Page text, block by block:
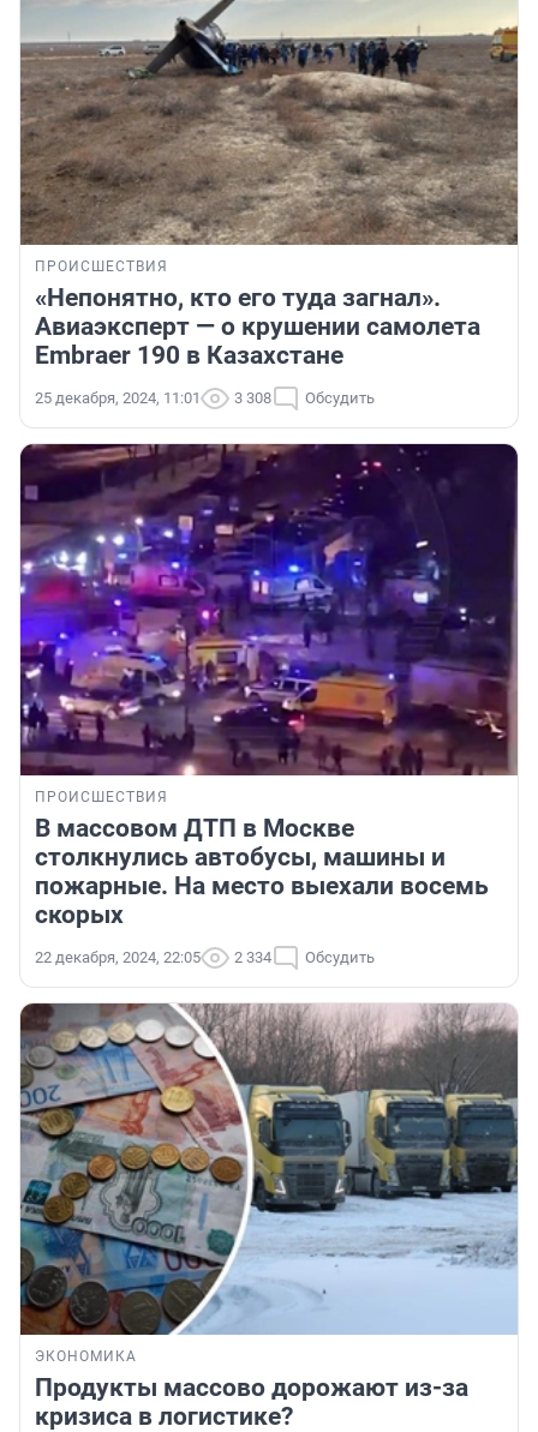
ПРОИСШЕСТВИЯ
«Непонятно, кто его туда загнал».
Авиаэксперт — о крушении самолета
Embraer 190 в Казахстане
25 декабря, 2024, 11:01 3 308 Обсудить
ПРОИСШЕСТВИЯ
В массовом ДТП в Москве
столкнулись автобусы, машины и
пожарные. На место выехали восемь
скорых
22 декабря, 2024, 22:05 2 334 Обсудить
ЭКОНОМИКА
Продукты массово дорожают из-за
кризиса в логистике?